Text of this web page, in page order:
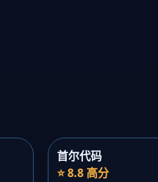
首尔代码
⭐ 8.8 高分